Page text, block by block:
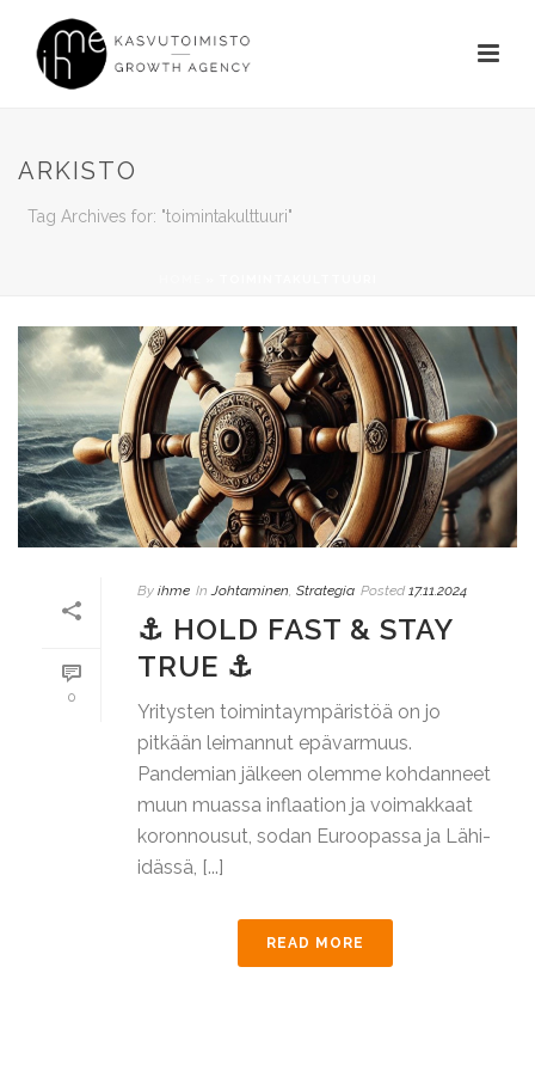
ARKISTO
Tag Archives for: "toimintakulttuuri"
0
By ihme In Johtaminen Strategia Posted 17.11.2024
⚓ HOLD FAST & STAY
TRUE ⚓
Yritysten toimintaympäristöä on jo
pitkään leimannut epävarmuus.
Pandemian jälkeen olemme kohdanneet
muun muassa inflaation ja voimakkaat
koronnousut, sodan Euroopassa ja Lähi-
idässä, [...]
READ MORE